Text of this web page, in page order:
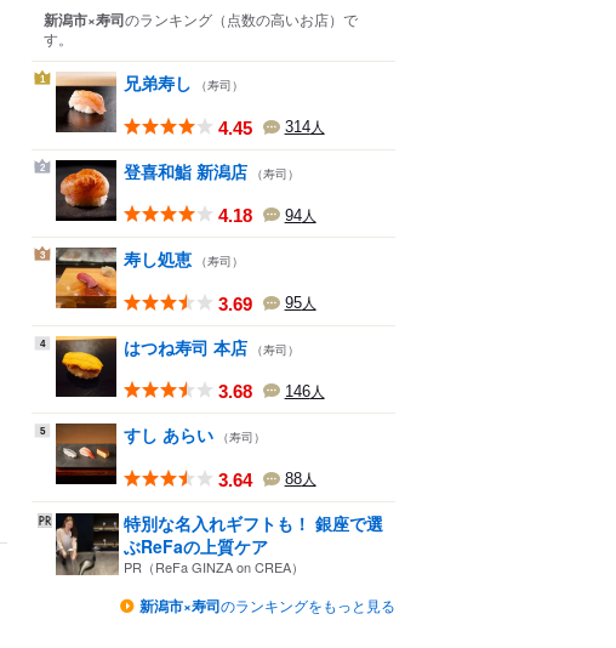
新潟市×寿司のランキング （点数の高いお店） で
す。
1 兄弟寿し （寿司）
4.45 314人
2 登喜和鮨 新潟店 （寿司）
4.18 94人
3 寿し処恵 （寿司）
3.69 95人
4 はつね寿司 本店 （寿司）
3.68 146人
5 すし あらい （寿司）
3.64 88人
特別な名入れギフトも！ 銀座で選
ぶReFaの上質ケア
PR（ReFa GINZA on CREA）
新潟市×寿司のランキングをもっと見る